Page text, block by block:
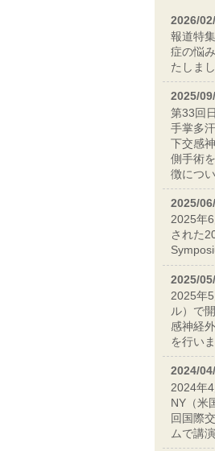
2026/
報道特
症の悩
たしまし
2025/
第33回
手掌多
下交感
側手術
徴につ
2025/
2025年
された
2025/
2025年
ル）で
感神経
を行い
2024/
2024年
NY（米
回国際
ムで講